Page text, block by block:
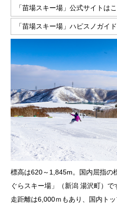
「苗場スキー場」公式サイトは
「苗場スキー場」ハピスノガイ
標高は620～1,845m。国内屈指の
ぐらスキー場」（新潟 湯沢町）
走距離は6,000ｍもあり、国内ト